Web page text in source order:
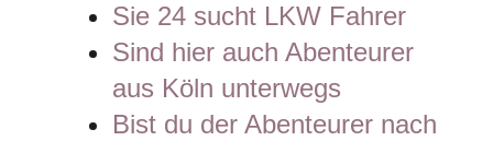
Sie 24 sucht LKW Fahrer
Sind hier auch Abenteurer
aus Köln unterwegs
Bist du der Abenteurer nach